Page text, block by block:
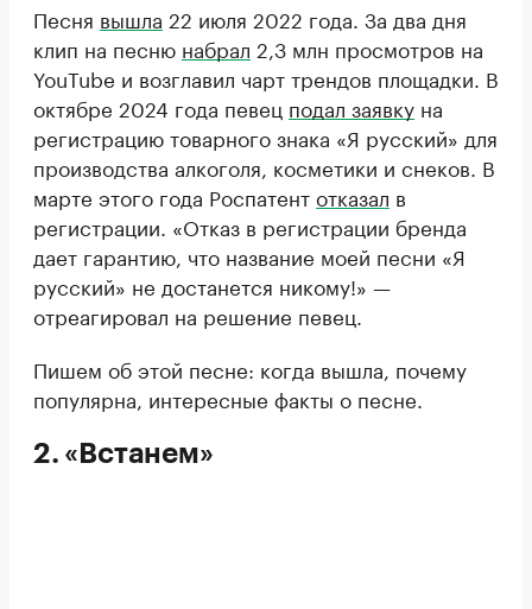
Песня вышла 22 июля 2022 года. За два дня
клип на песню набрал 2,3 млн просмотров на
YouTube и возглавил чарт трендов площадки. В
октябре 2024 года певец подал заявку на
регистрацию товарного знака «Я русский» для
производства алкоголя, косметики и снеков. В
марте этого года Роспатентотказал в
регистрации. «Отказ в регистрации бренда
дает гарантию, что название моей песни «Я
русский» не достанется никому!» —
отреагировал на решение певец.
Пишем об этой песне: когда вышла, почему
популярна, интересные факты о песне.
2. «Встанем»